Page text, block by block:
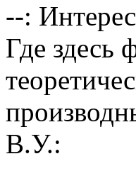
--:
Где здесь
В.У.: